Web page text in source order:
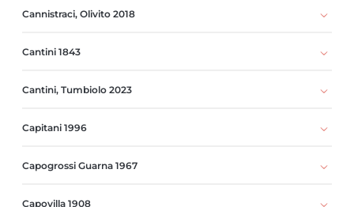
Cannistraci, Olivito 2018
Cantini 1843
Cantini, Tumbiolo 2023
Capitani 1996
Capogrossi Guarna 1967
Capovilla 1908